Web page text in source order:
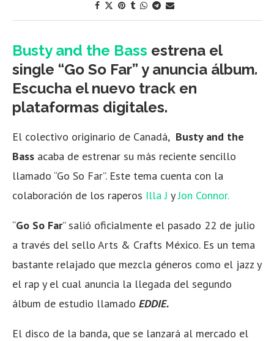
Busty and the Bass estrena el
single “Go So Far” y anuncia álbum.
Escucha el nuevo track en
plataformas digitales.
El colectivo originario de Canadá, Busty and the
Bass acaba de estrenar su más reciente sencillo
llamado “Go So Far”. Este tema cuenta con la
colaboración de los raperos Illa J yJon Connor.
“Go So Far” salió oficialmente el pasado 22 de julio
a través del sello Arts & Crafts México. Es un tema
bastante relajado que mezcla géneros como el jazz y
el rap y el cual anuncia la llegada del segundo
álbum de estudio llamado EDDIE.
El disco de la banda, que se lanzará al mercado el